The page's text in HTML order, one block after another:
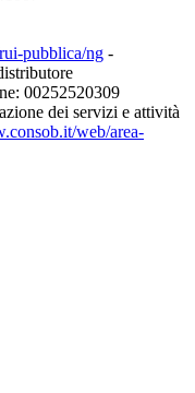
pubblica/ng -
00252520309
dei servizi e attività
web/area-